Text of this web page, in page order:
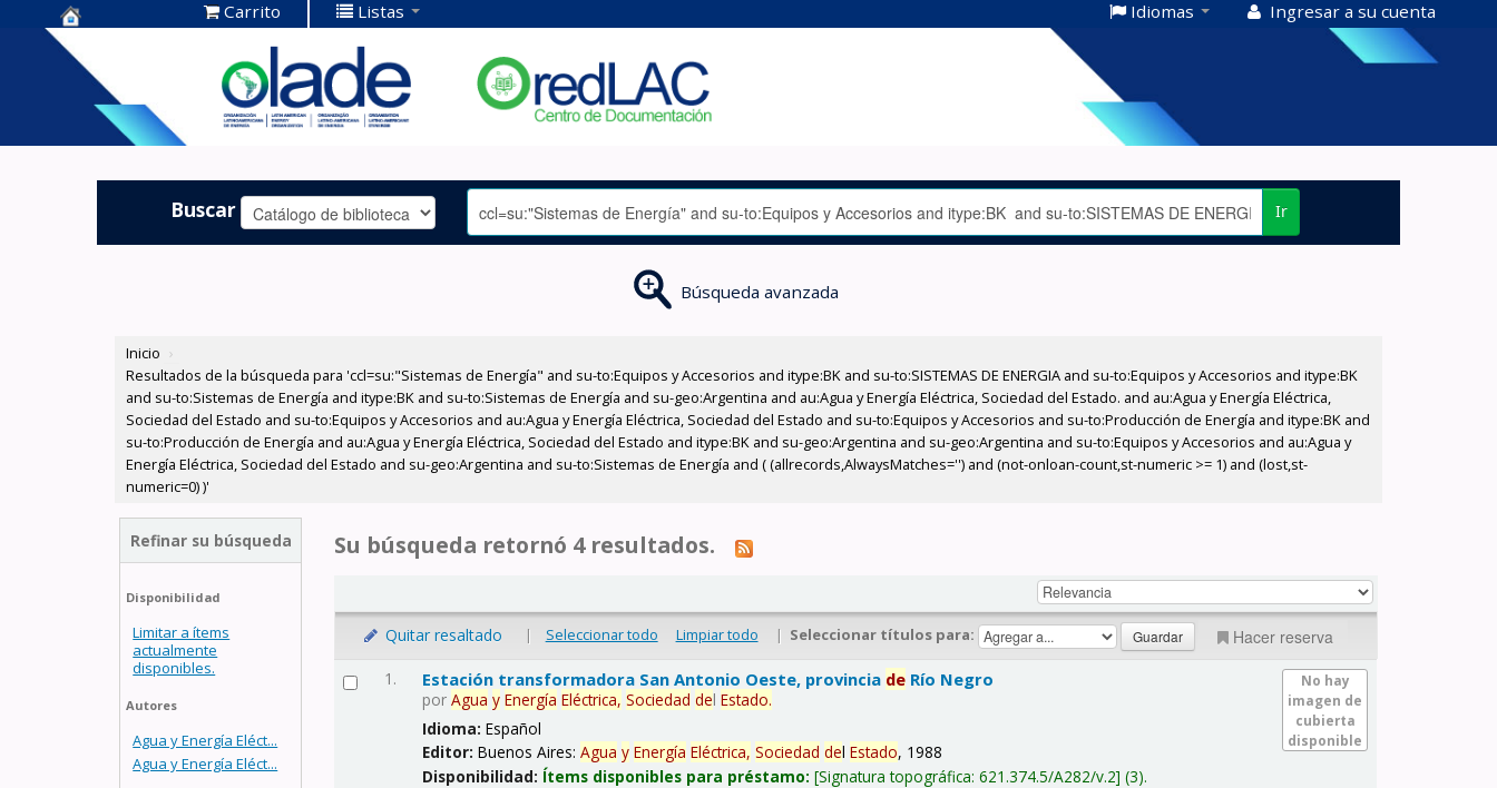
Centro de
Documentación
OLADE -
Carrito Listas Idiomas Ingresar a su cuenta
Buscar Ir
Búsqueda avanzada
Inicio ›
Resultados de la búsqueda para 'ccl=su:"Sistemas de Energía" and su-to:Equipos y Accesorios and itype:BK and su-to:SISTEMAS DE ENERGIA and su-to:Equipos y Accesorios and itype:BK
and su-to:Sistemas de Energía and itype:BK and su-to:Sistemas de Energía and su-geo:Argentina and au:Agua y Energía Eléctrica, Sociedad del Estado. and au:Agua y Energía Eléctrica,
Sociedad del Estado and su-to:Equipos y Accesorios and au:Agua y Energía Eléctrica, Sociedad del Estado and su-to:Equipos y Accesorios and su-to:Producción de Energía and itype:BK and
su-to:Producción de Energía and au:Agua y Energía Eléctrica, Sociedad del Estado and itype:BK and su-geo:Argentina and su-geo:Argentina and su-to:Equipos y Accesorios and au:Agua y
Energía Eléctrica, Sociedad del Estado and su-geo:Argentina and su-to:Sistemas de Energía and ( (allrecords,AlwaysMatches='') and (not-onloan-count,st-numeric >= 1) and (lost,st-
numeric=0) )'
Refinar su búsqueda
Disponibilidad
Limitar a ítems
actualmente
disponibles.
Autores
Agua y Energía Eléct...
Agua y Energía Eléct...
Su búsqueda retornó 4 resultados.
Quitar resaltado | Seleccionar todo Limpiar todo | Seleccionar títulos para: Hacer reserva
1.
No hay
imagen de
cubierta
disponible
Estación transformadora San Antonio Oeste, provincia de Río Negro
porAgua y Energía Eléctrica, Sociedad delEstado.
Idioma:Español
Editor:Buenos Aires:Agua y Energía Eléctrica, Sociedad delEstado, 1988
Disponibilidad: Ítems disponibles para préstamo: Signatura topográfica:621.374.5/A282/v.2 (3).